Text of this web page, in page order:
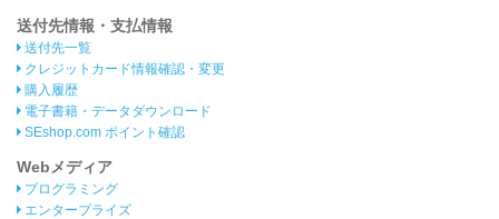
送付先情報・支払情報
送付先一覧
クレジットカード情報確認・変更
購入履歴
電子書籍・データダウンロード
SEshop.com ポイント確認
Webメディア
プログラミング
エンタープライズ